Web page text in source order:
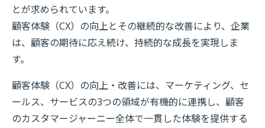
とが求められています。
顧客体験（CX）の向上とその継続的な改善により、企業
は、顧客の期待に応え続け、持続的な成長を実現しま
す。
顧客体験（CX）の向上・改善には、マーケティング、セ
ールス、サービスの3つの領域が有機的に連携し、顧客
のカスタマージャーニー全体で一貫した体験を提供する